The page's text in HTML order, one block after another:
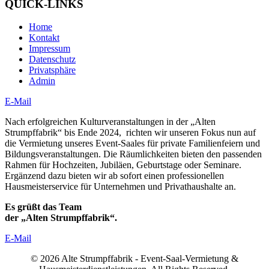
QUICK-LINKS
Home
Kontakt
Impressum
Datenschutz
Privatsphäre
Admin
E-Mail
Nach erfolgreichen Kulturveranstaltungen in der „Alten
Strumpffabrik“ bis Ende 2024, richten wir unseren Fokus nun auf
die Vermietung unseres Event-Saales für private Familienfeiern und
Bildungsveranstaltungen. Die Räumlichkeiten bieten den passenden
Rahmen für Hochzeiten, Jubiläen, Geburtstage oder Seminare.
Ergänzend dazu bieten wir ab sofort einen professionellen
Hausmeisterservice für Unternehmen und Privathaushalte an.
Es grüßt das Team
der „Alten Strumpffabrik“.
E-Mail
© 2026 Alte Strumpffabrik - Event-Saal-Vermietung &